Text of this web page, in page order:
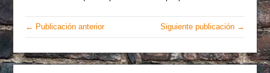
← Publicación anterior Siguiente publicación →